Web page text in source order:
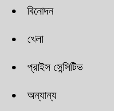
বিনোদন
খেলা
প্রাইস সেন্সিটিভ
অন্যান্য